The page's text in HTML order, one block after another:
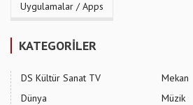
Uygulamalar / Apps
KATEGORİLER
DS Kültür Sanat TV
Dünya
Mekan
Müzik